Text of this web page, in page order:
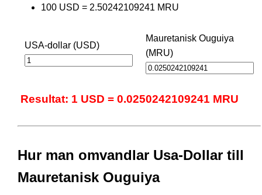
100 USD = 2.50242109241 MRU
USA-dollar (USD)
Mauretanisk Ouguiya
(MRU)
Resultat: 1 USD = 0.0250242109241 MRU
Hur man omvandlar Usa-Dollar till
Mauretanisk Ouguiya